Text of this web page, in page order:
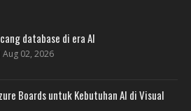
database di era AI
Aug 02, 2026
Boards untuk Kebutuhan AI di Visual